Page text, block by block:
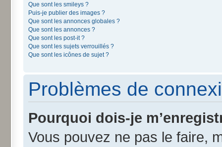
Que sont les smileys ?
Puis-je publier des images ?
Que sont les annonces globales ?
Que sont les annonces ?
Que sont les post-it ?
Que sont les sujets verrouillés ?
Que sont les icônes de sujet ?
Problèmes de
Pourquoi dois-je
Vous pouvez ne pas le faire,